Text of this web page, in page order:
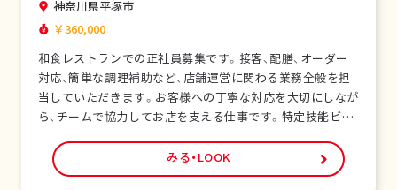
神奈川県平塚市
￥360,000
和食レストランでの正社員募集です。接客、配膳、オーダー
対応、簡単な調理補助など、店舗運営に関わる業務全般を担
当していただきます。お客様への丁寧な対応を大切にしなが
ら、チームで協力してお店を支える仕事です。特定技能ビザ
境です。未経験の方でも研修制度があり、日本の飲食サービ
スを基礎から学べます。正社員として安定した雇用形態で、
みる・LOOK